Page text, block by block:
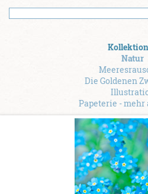
Natur
Die Goldenen
Papeterie - mehr